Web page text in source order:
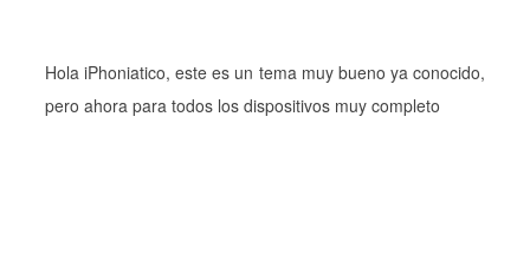
Hola iPhoniatico, este es un tema muy bueno ya conocido,
pero ahora para todos los dispositivos muy completo